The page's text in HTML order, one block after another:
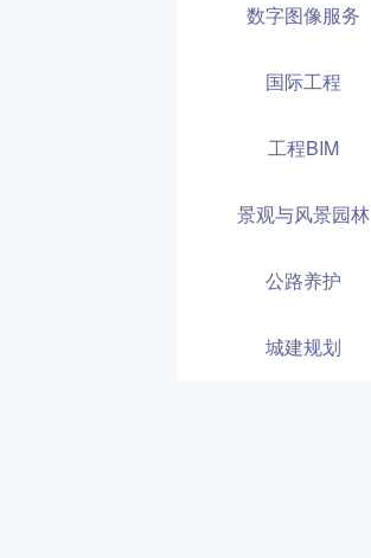
数字图像服务
国际工程
工程BIM
景观与风景园林
公路养护
城建规划